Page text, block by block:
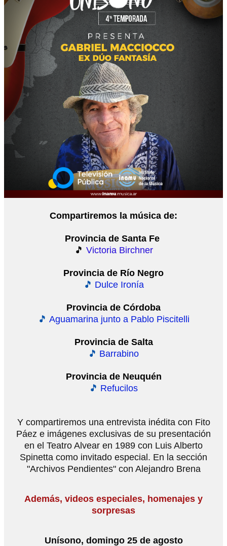
Compartiremos la música de:
Provincia de Santa Fe
🎵 Victoria Birchner
Provincia de Río Negro
🎵 Dulce Ironía
Provincia de Córdoba
🎵 Aguamarina junto a Pablo Piscitelli
Provincia de Salta
🎵 Barrabino
Provincia de Neuquén
🎵 Refucilos
Y compartiremos una entrevista inédita con Fito
Páez e imágenes exclusivas de su presentación
en el Teatro Alvear en 1989 con Luis Alberto
Spinetta como invitado especial. En la sección
"Archivos Pendientes" con Alejandro Brena
Además, videos especiales, homenajes y
sorpresas
Unísono, domingo 25 de agosto